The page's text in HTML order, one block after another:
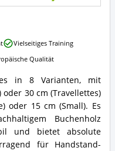
in 8 Varianten, mit
30 cm (Travellettes)
oder 15 cm (Small). Es
Buchenholz
und bietet absolute
für Handstand-
Vielseitiges Training
Qualität